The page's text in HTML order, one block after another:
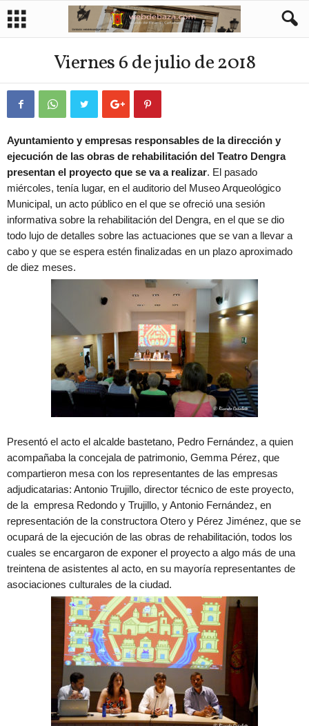
Viernes 6 de julio de 2018
Ayuntamiento y empresas responsables de la dirección y
ejecución de las obras de rehabilitación del Teatro Dengra
presentan el proyecto que se va a realizar. El pasado
miércoles, tenía lugar, en el auditorio del Museo Arqueológico
Municipal, un acto público en el que se ofreció una sesión
informativa sobre la rehabilitación del Dengra, en el que se dio
todo lujo de detalles sobre las actuaciones que se van a llevar a
cabo y que se espera estén finalizadas en un plazo aproximado
de diez meses.
Presentó el acto el alcalde bastetano, Pedro Fernández, a quien
acompañaba la concejala de patrimonio, Gemma Pérez, que
compartieron mesa con los representantes de las empresas
adjudicatarias: Antonio Trujillo, director técnico de este proyecto,
de la empresa Redondo y Trujillo, y Antonio Fernández, en
representación de la constructora Otero y Pérez Jiménez, que se
ocupará de la ejecución de las obras de rehabilitación, todos los
cuales se encargaron de exponer el proyecto a algo más de una
treintena de asistentes al acto, en su mayoría representantes de
asociaciones culturales de la ciudad.